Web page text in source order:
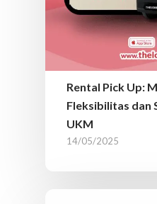
Rental Pick Up:
Fleksibilitas dan
UKM
14/05/2025